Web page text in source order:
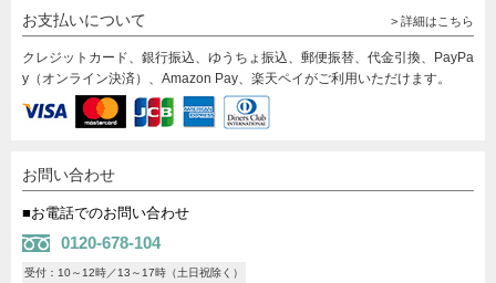
お支払いについて > 詳細はこちら
クレジットカード、銀行振込、ゆうちょ振込、郵便振替、代金引換、PayPa
y（オンライン決済）、Amazon Pay、楽天ペイがご利用いただけます。
お問い合わせ
■お電話でのお問い合わせ
0120-678-104
受付：10～12時／13～17時（土日祝除く）